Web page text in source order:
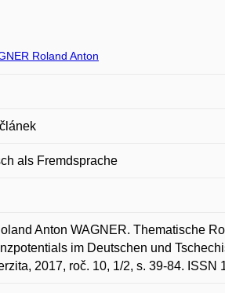
Roland Anton
als Fremdsprache
Anton WAGNER. Thematische
im Deutschen und
2017, roč. 10, 1/2, s. 39-84. ISSN